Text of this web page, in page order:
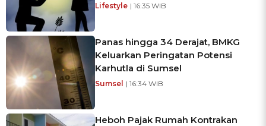
Lifestyle | 16:35 WIB
Panas hingga 34 Derajat, BMKG
Keluarkan Peringatan Potensi
Karhutla di Sumsel
Sumsel | 16:34 WIB
Heboh Pajak Rumah Kontrakan